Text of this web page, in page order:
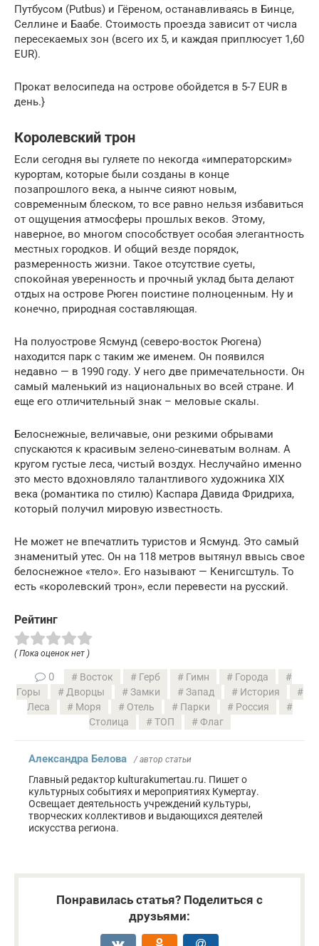
Путбусом (Putbus) и Гёреном, останавливаясь в Бинце,
Селлине и Баабе. Стоимость проезда зависит от числа
пересекаемых зон (всего их 5, и каждая приплюсует 1,60
EUR).
Прокат велосипеда на острове обойдется в 5-7 EUR в
день.}
Королевский трон
Если сегодня вы гуляете по некогда «императорским»
курортам, которые были созданы в конце
позапрошлого века, а нынче сияют новым,
современным блеском, то все равно нельзя избавиться
от ощущения атмосферы прошлых веков. Этому,
наверное, во многом способствует особая элегантность
местных городков. И общий везде порядок,
размеренность жизни. Такое отсутствие суеты,
спокойная уверенность и прочный уклад быта делают
отдых на острове Рюген поистине полноценным. Ну и
конечно, природная составляющая.
На полуострове Ясмунд (северо-восток Рюгена)
находится парк с таким же именем. Он появился
недавно — в 1990 году. У него две примечательности. Он
самый маленький из национальных во всей стране. И
еще его отличительный знак – меловые скалы.
Белоснежные, величавые, они резкими обрывами
спускаются к красивым зелено-синеватым волнам. А
кругом густые леса, чистый воздух. Неслучайно именно
это место вдохновляло талантливого художника XIX
века (романтика по стилю) Каспара Давида Фридриха,
который получил мировую известность.
Не может не впечатлить туристов и Ясмунд. Это самый
знаменитый утес. Он на 118 метров вытянул ввысь свое
белоснежное «тело». Его называют — Кенигсштуль. То
есть «королевский трон», если перевести на русский.
Рейтинг
( Пока оценок нет )
0 Восток Герб Гимн
Города
Горы
Дворцы Замки Запад
История
Леса
Моря Отель Парки
Россия
Столица
ТОП Флаг
Александра Белова / автор статьи
Главный редактор kulturakumertau.ru. Пишет о
культурных событиях и мероприятиях Кумертау.
Освещает деятельность учреждений культуры,
творческих коллективов и выдающихся деятелей
искусства региона.
Понравилась статья? Поделиться с
друзьями: